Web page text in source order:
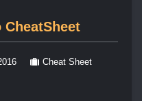
Cheat Sheet